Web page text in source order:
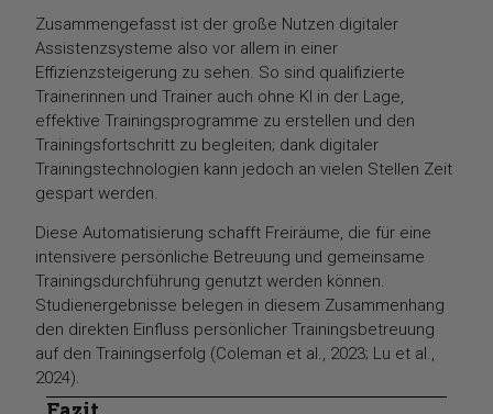
Zusammengefasst ist der große Nutzen digitaler
Assistenzsysteme also vor allem in einer
Effizienzsteigerung zu sehen. So sind qualifizierte
Trainerinnen und Trainer auch ohne KI in der Lage,
effektive Trainingsprogramme zu erstellen und den
Trainingsfortschritt zu begleiten; dank digitaler
Trainingstechnologien kann jedoch an vielen Stellen Zeit
gespart werden.
Diese Automatisierung schafft Freiräume, die für eine
intensivere persönliche Betreuung und gemeinsame
Trainingsdurchführung genutzt werden können.
Studienergebnisse belegen in diesem Zusammenhang
den direkten Einfluss persönlicher Trainingsbetreuung
auf den Trainingserfolg (Coleman et al., 2023; Lu et al.,
2024).